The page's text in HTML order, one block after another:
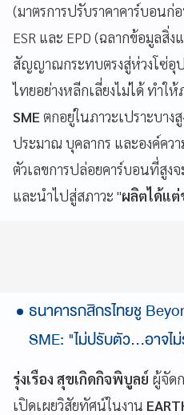
(มาตรการปรับราคาคาร์บอนก่
ESR และ EPD (ฉลากข้อมูลสิ่
สัญญาณกระทบตรงสู่ห่วงโซ่อุป
ไทยอย่างหลีกเลี่ยงไม่ได้ ทำใ
SME ตกอยู่ในภาวะเปราะบาง
ประมาณ บุคลากร และองค์คว
ตัวเลขการปล่อยคาร์บอนที่สูง
และนำไปสู่สภาวะ "ผลิตได้แต่
ธนาคารกสิกรไทยชู
SME: "ไม่ปรับตัว...อาจไ
รุ่งเรือง สุขเกิดกิจพิบูลย์ ผู้จัด
เปิดเผยวิสัยทัศน์ในงาน